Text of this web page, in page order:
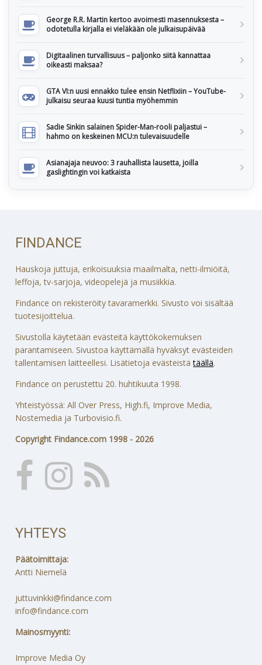
George R.R. Martin kertoo avoimesti masennuksesta –
odotetulla kirjalla ei vieläkään ole julkaisupäivää
Digitaalinen turvallisuus – paljonko siitä kannattaa
oikeasti maksaa?
GTA VI:n uusi ennakko tulee ensin Netflixiin – YouTube-
julkaisu seuraa kuusi tuntia myöhemmin
Sadie Sinkin salainen Spider-Man-rooli paljastui –
hahmo on keskeinen MCU:n tulevaisuudelle
Asianajaja neuvoo: 3 rauhallista lausetta, joilla
gaslightingin voi katkaista
FINDANCE
Hauskoja juttuja, erikoisuuksia maailmalta, netti-ilmiöitä,
leffoja, tv-sarjoja, videopelejä ja musiikkia.
Findance on rekisteröity tavaramerkki. Sivusto voi sisältää
tuotesijoittelua.
Sivustolla käytetään evästeitä käyttökokemuksen
parantamiseen. Sivustoa käyttämällä hyväksyt evästeiden
tallentamisen laitteellesi. Lisätietoja evästeistätäällä.
Findance on perustettu 20. huhtikuuta 1998.
Yhteistyössä: All Over Press, High.fi, Improve Media,
Nostemedia ja Turbovisio.fi.
Copyright Findance.com 1998 - 2026
YHTEYS
Päätoimittaja:
Antti Niemelä
juttuvinkki@findance.com
info@findance.com
Mainosmyynti:
Improve Media Oy